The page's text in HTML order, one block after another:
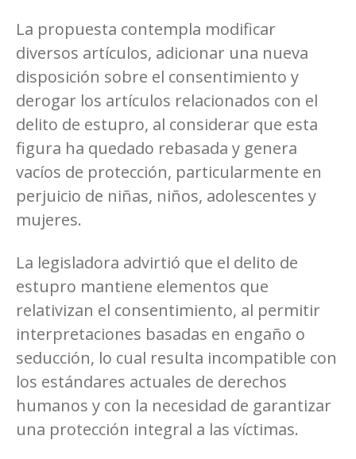
La propuesta contempla modificar
diversos artículos, adicionar una nueva
disposición sobre el consentimiento y
derogar los artículos relacionados con el
delito de estupro, al considerar que esta
figura ha quedado rebasada y genera
vacíos de protección, particularmente en
perjuicio de niñas, niños, adolescentes y
mujeres.
La legisladora advirtió que el delito de
estupro mantiene elementos que
relativizan el consentimiento, al permitir
interpretaciones basadas en engaño o
seducción, lo cual resulta incompatible con
los estándares actuales de derechos
humanos y con la necesidad de garantizar
una protección integral a las víctimas.